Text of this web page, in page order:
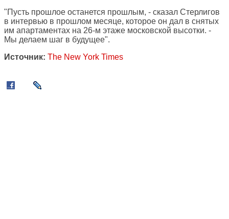
"Пусть прошлое останется прошлым, - сказал Стерлигов
в интервью в прошлом месяце, которое он дал в снятых
им апартаментах на 26-м этаже московской высотки. -
Мы делаем шаг в будущее".
Источник: The New York Times